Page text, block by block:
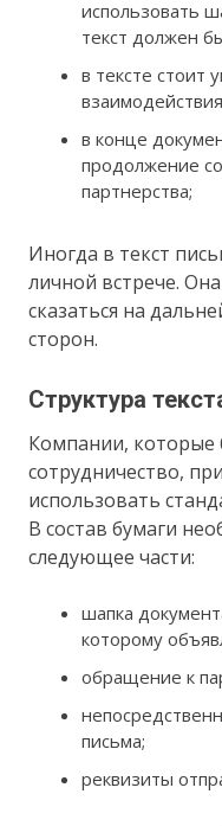
использовать
текст должен
в тексте стоит
в конце
продолжение
партнерства;
Иногда в текст
личной встрече.
сказаться на
сторон.
Структура
Компании, которые
сотрудничество,
использовать
В состав бумаги
следующее части:
шапка
которому
обращение к
письма;
реквизиты